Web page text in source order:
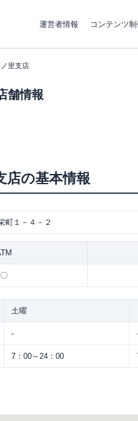
運営者情報 コンテンツ
里支店
舗情報
店の基本情報
町１－４－２
〇
土曜
-
7：00～24：00